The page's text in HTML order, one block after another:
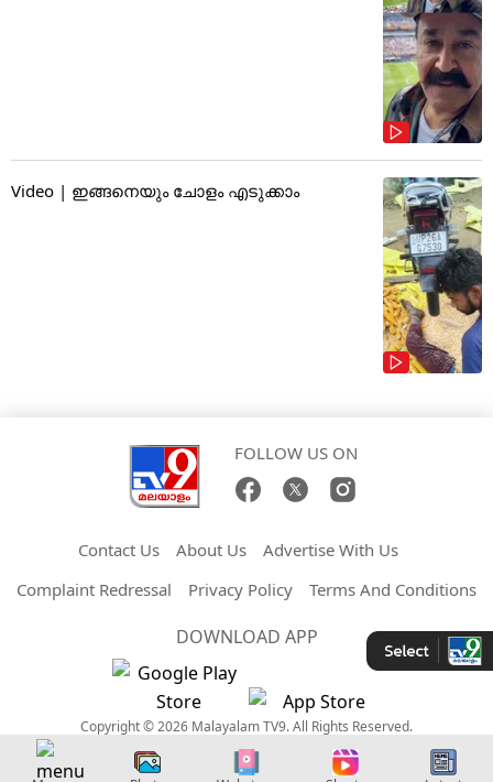
Video | ഇങ്ങനെയും ചോളം എടുക്കാം
FOLLOW US ON
Contact Us About Us
Advertise With Us
Complaint Redressal
Privacy Policy Terms And Conditions
DOWNLOAD APP
Copyright © 2026 Malayalam TV9. All Rights Reserved.